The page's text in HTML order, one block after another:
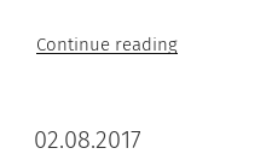
Continue reading“08.08./
02.08.2017